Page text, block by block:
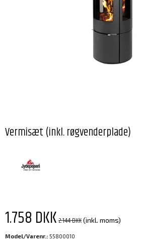
Vermisæt (inkl. røgvenderplade)
1.758 DKK2.144 DKK(inkl. moms)
Model/Varenr.: 55800010